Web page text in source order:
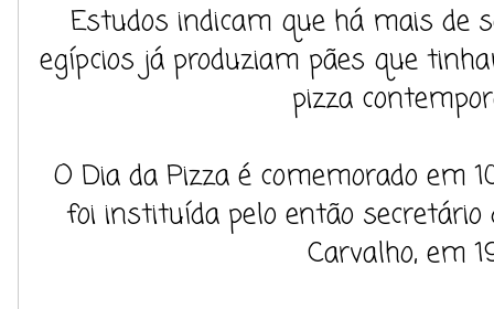
Estudos indicam que há mais de
egípcios já produziam pães que
pizza
O Dia da Pizza é comemorado em
foi instituída pelo então
Carvalho, em